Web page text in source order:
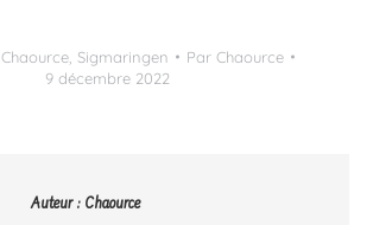
Chaource, Sigmaringen Par Chaource
9 décembre 2022
Auteur : Chaource